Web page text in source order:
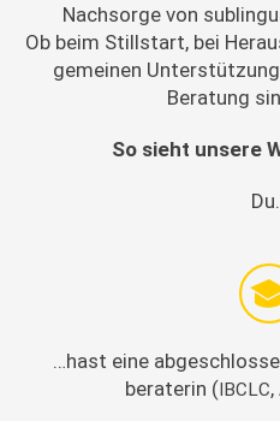
Nach­sorge von
Ob beim Still­start, bei
ge­meinen
Beratung
So sieht unsere
…hast eine
ber­a­terin (IBCLC,